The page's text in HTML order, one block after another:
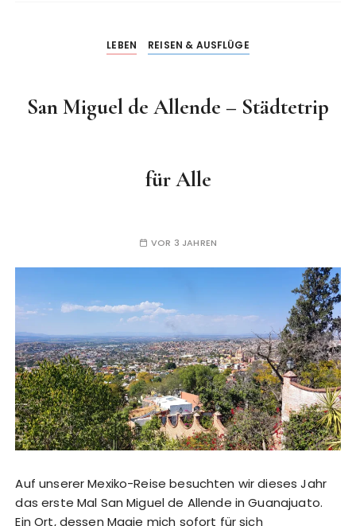
LEBEN REISEN & AUSFLÜGE
San Miguel de Allende – Städtetrip
für Alle
VOR 3 JAHREN
Auf unserer Mexiko-Reise besuchten wir dieses Jahr
das erste Mal San Miguel de Allende in Guanajuato.
Ein Ort, dessen Magie mich sofort für sich